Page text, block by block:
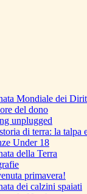
Mondiale dei
del dono
unplugged
di terra: la talpa
Under 18
della Terra
primavera!
dei calzini spaiati